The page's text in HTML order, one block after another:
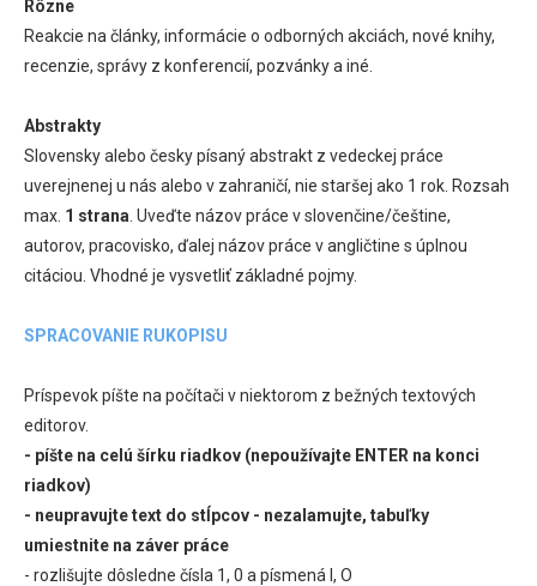
Rôzne
Reakcie na články, informácie o odborných akciách, nové knihy,
recenzie, správy z konferencií, pozvánky a iné.
Abstrakty
Slovensky alebo česky písaný abstrakt z vedeckej práce
uverejnenej u nás alebo v zahraničí, nie staršej ako 1 rok. Rozsah
max. 1 strana . Uveďte názov práce v slovenčine/češtine,
autorov, pracovisko, ďalej názov práce v angličtine s úplnou
citáciou. Vhodné je vysvetliť základné pojmy.
SPRACOVANIE RUKOPISU
Príspevok píšte na počítači v niektorom z bežných textových
editorov.
- píšte na celú šírku riadkov (nepoužívajte ENTER na konci
riadkov)
- neupravujte text do stĺpcov - nezalamujte, tabuľky
umiestnite na záver práce
- rozlišujte dôsledne čísla 1, 0 a písmená l, O